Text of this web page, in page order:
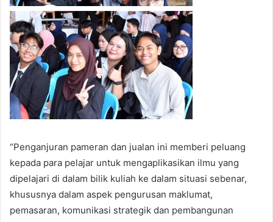
“Penganjuran pameran dan jualan ini memberi peluang
kepada para pelajar untuk mengaplikasikan ilmu yang
dipelajari di dalam bilik kuliah ke dalam situasi sebenar,
khususnya dalam aspek pengurusan maklumat,
pemasaran, komunikasi strategik dan pembangunan